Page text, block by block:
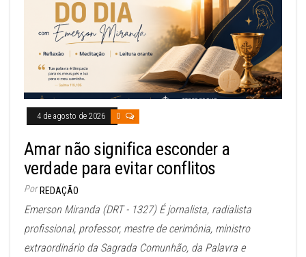
4 de agosto de 2026 0
Amar não significa esconder a
verdade para evitar conflitos
Por REDAÇÃO
Emerson Miranda (DRT - 1327) É jornalista, radialista
profissional, professor, mestre de cerimônia, ministro
extraordinário da Sagrada Comunhão, da Palavra e